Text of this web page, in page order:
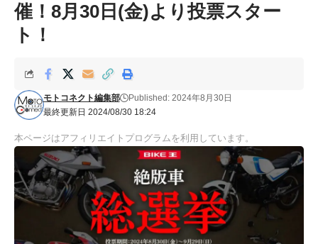
催！8月30日(金)より投票スター
ト！
最終更新日 2024/08/30 18:24
モトコネクト編集部 Published: 2024年8月30日
本ページはアフィリエイトプログラムを利用しています。